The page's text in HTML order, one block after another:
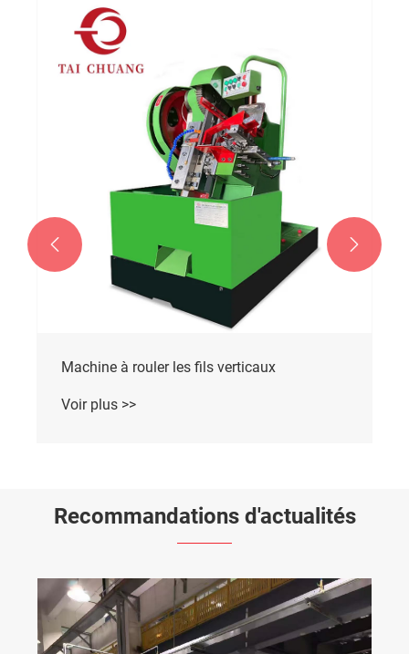
Machine à rouler les fils verticaux
Voir plus >>
 
Recommandations d'actualités